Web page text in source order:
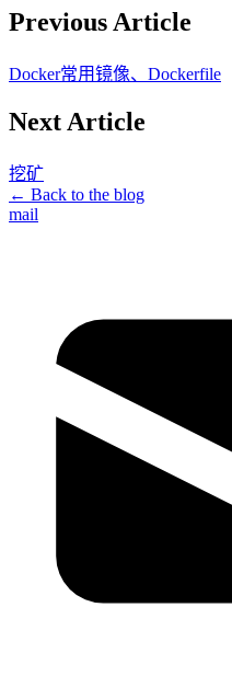
Previous Article
Docker常用镜像、Dockerfile
Next Article
挖矿
← Back to the blog
mail